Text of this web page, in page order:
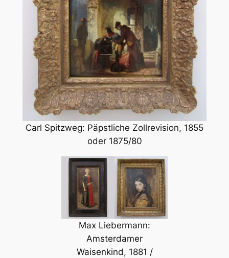
Carl Spitzweg: Päpstliche Zollrevision, 1855
oder 1875/80
Max Liebermann:
Amsterdamer
Waisenkind, 1881 /